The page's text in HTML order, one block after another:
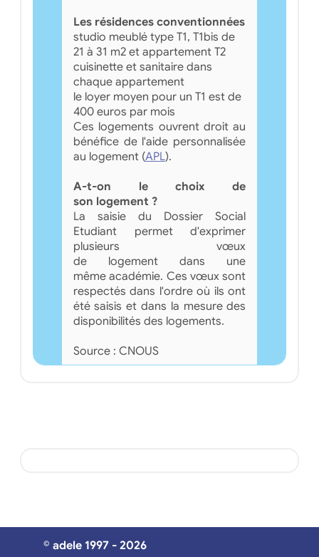
Les résidences conventionnées
studio meublé type T1, T1bis de
21 à 31 m2 et appartement T2
cuisinette et sanitaire dans
chaque appartement
le loyer moyen pour un T1 est de
400 euros par mois
Ces logements ouvrent droit au
bénéfice de l'aide personnalisée
au logement (APL).
A-t-on le choix de
son logement ?
La saisie du Dossier Social
Etudiant permet d'exprimer
plusieurs vœux
de logement dans une
même académie. Ces vœux sont
respectés dans l'ordre où ils ont
été saisis et dans la mesure des
disponibilités des logements.
Source : CNOUS
© adele 1997 - 2026